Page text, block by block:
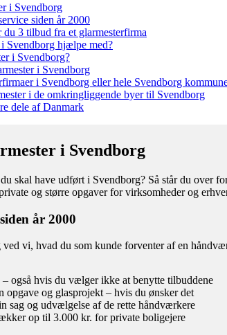
i Svendborg
siden år 2000
du 3 tilbud fra et glarmesterfirma
Svendborg hjælpe med?
i Svendborg?
i Svendborg
i Svendborg eller hele Svendborg
i de omkringliggende byer til Svendborg
dele af Danmark
i Svendborg
skal have udført i Svendborg? Så står du over
og større opgaver for virksomheder og
år 2000
vi, hvad du som kunde forventer af en
også hvis du vælger ikke at benytte tilbuddene
og glasprojekt – hvis du ønsker det
sag og udvælgelse af de rette håndværkere
op til 3.000 kr. for private boligejere